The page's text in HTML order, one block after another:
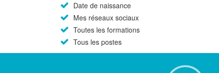
Date de naissance
Mes réseaux sociaux
Toutes les formations
Tous les postes